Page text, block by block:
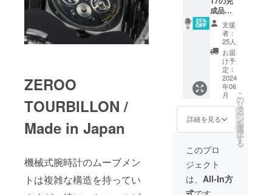
ZEROO
TOURBILLON /
Made in Japan
機械式腕時計のムーブメン
トは複雑な構造を持ってい
成品腕
時計を1
本 税込
み/送料
無料 配
送：日
本郵便
ゆう
パック
※一般販
売価格
396,000
円 ※ 割
引率は
製品本
体の一
般販売
価格に
対する
支援
者：
25人
お届
け予
定：
2024
年06
月
詳細を見る
こ
の
リ
タ
ー
ン
を
選
択
す
る
このプロ
ジェクト
は、 All-In方